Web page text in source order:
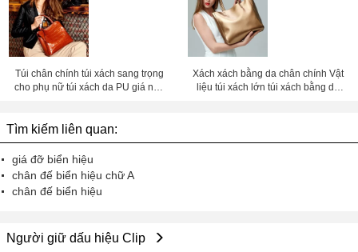
Túi chân chính túi xách sang trọng
cho phụ nữ túi xách da PU giá nhà
Xách xách bằng da chân chính Vật
liệu túi xách lớn túi xách bằng da
Tìm kiếm liên quan:
giá đỡ biển hiệu
chân đế biển hiệu chữ A
chân đế biển hiệu
Người giữ dấu hiệu Clip